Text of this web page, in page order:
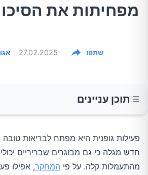
מפחיתות את
27.02.2025 שתפו
תוכן עניינים
כיצד פעילות גופנית משפיעה על
שיפור זרימת הדם
פעילות גופנית היא מפתח לבריאות
חדש מגלה כי גם מבוגרים שבריריים
מהתעמלות קלה. על פי המחקר, אפילו